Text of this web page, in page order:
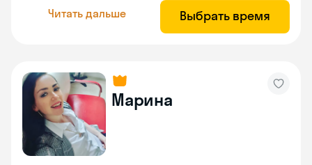
Читать дальше Выбрать время
Марина